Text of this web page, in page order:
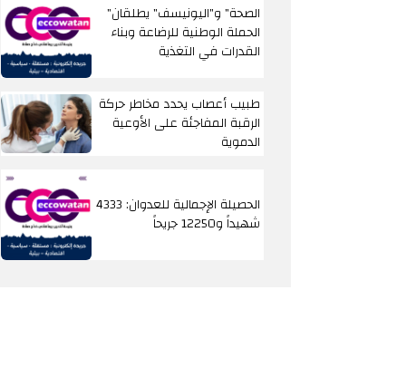
"الصحة" و"اليونيسف" يطلقان
الحملة الوطنية للرضاعة وبناء
القدرات في التغذية
طبيب أعصاب يحدد مخاطر حركة
الرقبة المفاجئة على الأوعية
الدموية
الحصيلة الإجمالية للعدوان: 4333
شهيداً و12250 جريحاً